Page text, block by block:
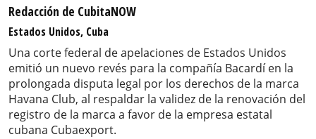
Redacción de CubitaNOW
Estados Unidos, Cuba
Una corte federal de apelaciones de Estados Unidos
emitió un nuevo revés para la compañía Bacardí en la
prolongada disputa legal por los derechos de la marca
Havana Club, al respaldar la validez de la renovación del
registro de la marca a favor de la empresa estatal
cubana Cubaexport.